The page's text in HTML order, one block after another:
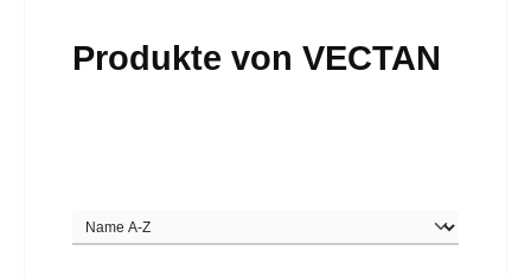
Produkte von VECTAN